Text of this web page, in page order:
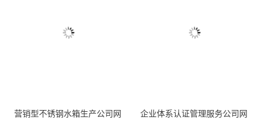
营销型不锈钢水箱生产公司网
企业体系认证管理服务公司网